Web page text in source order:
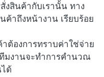
งสินค้ากับเรานั้น ทาง
ค้าถึงหน้างาน เรียบร้อย
ต้องการทราบค่าใช่จ่าย
มงานจะทำการคำนวณ
ด้